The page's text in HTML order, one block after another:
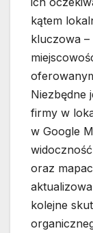
kątem
kluczowa
Niezbędne
firmy w
w Google
oraz
kolejne